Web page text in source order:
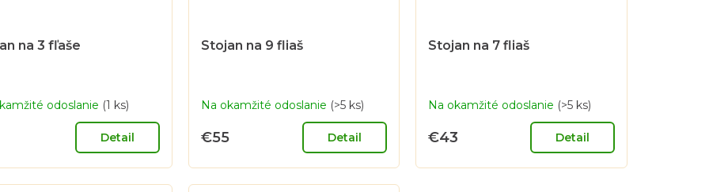
na 3 fľaše
odoslanie (1 ks)
Detail
Stojan na 9 fliaš
Na okamžité odoslanie (>5 ks)
€55 Detail
Stojan na 7 fliaš
Na okamžité odoslanie (>5 ks)
€43 Detail